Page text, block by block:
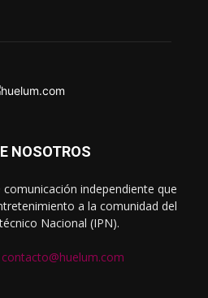
NOSOTROS
independiente que
a la comunidad del
Nacional (IPN).
contacto@huelum.com